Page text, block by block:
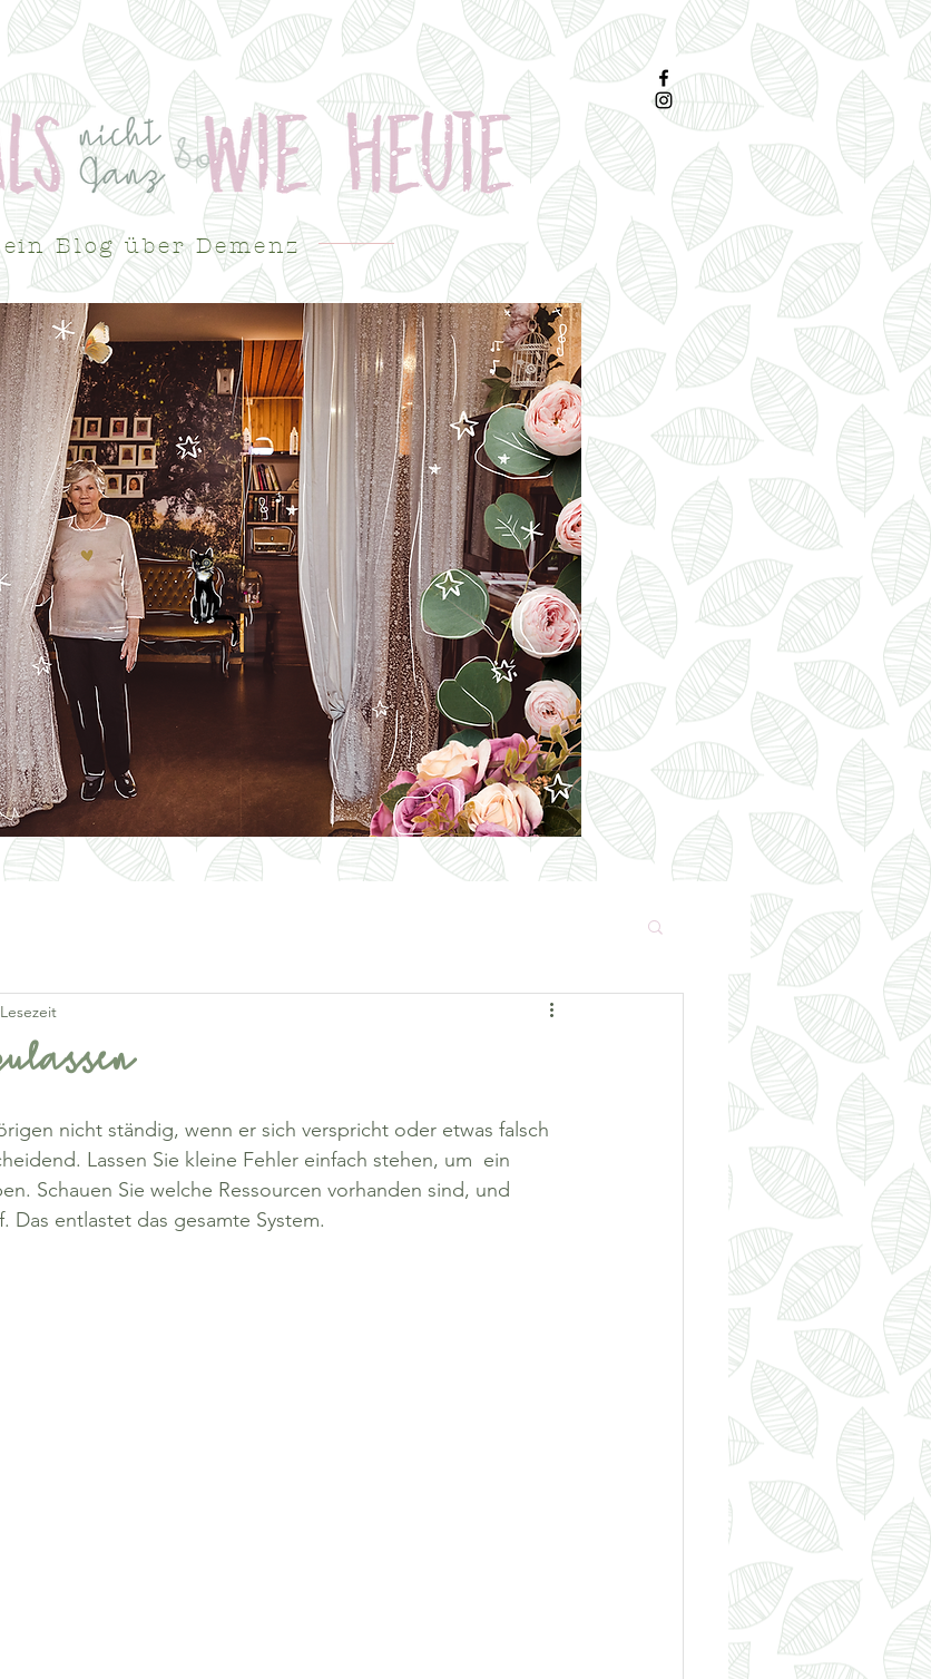
ein Blog über Demenz
nicht ständig, wenn er sich verspricht oder etwas falsch
Lassen Sie kleine Fehler einfach stehen, um  ein
Schauen Sie welche Ressourcen vorhanden sind, und
Das entlastet das gesamte System.